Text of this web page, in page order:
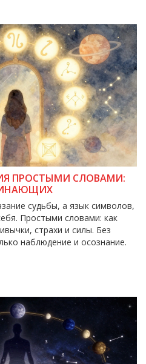
ПРОСТЫМИ СЛОВАМИ:
судьбы, а язык символов,
Простыми словами: как
страхи и силы. Без
наблюдение и осознание.